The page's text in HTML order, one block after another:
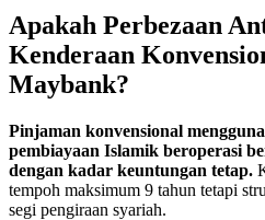
Apakah Perbezaan
Kenderaan
Maybank?
Pinjaman konvensional
pembiayaan Islamik beroperasi
dengan kadar keuntungan tetap.
tempoh maksimum 9 tahun tetapi
segi pengiraan syariah.